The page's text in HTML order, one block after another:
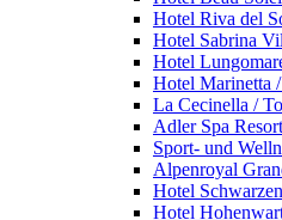
Hotel Riva del
Hotel Sabrina
Hotel
Hotel Marinetta
La Cecinella /
Adler Spa
Sport- und
Alpenroyal
Hotel
Hotel